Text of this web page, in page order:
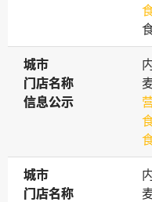
城市
城市
门店名称
门店名称
信息公示
信息公示
城市
城市
门店名称
门店名称